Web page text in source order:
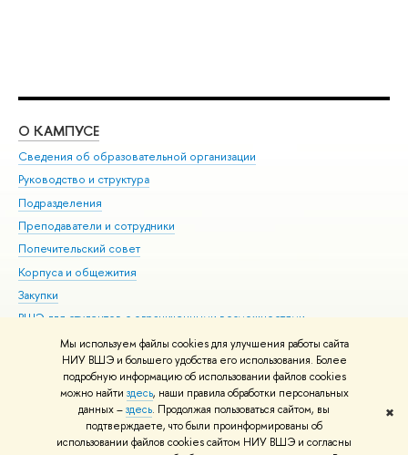
Мы используем файлы cookies для улучшения работы сайта
НИУ ВШЭ и большего удобства его использования. Более
подробную информацию об использовании файлов cookies
можно найти здесь, наши правила обработки персональных
данных –здесь. Продолжая пользоваться сайтом, вы
подтверждаете, что были проинформированы об
использовании файлов cookies сайтом НИУ ВШЭ и согласны
✖
О КАМПУСЕ
Сведения об образовательной организации
Руководство и структура
Подразделения
Преподаватели и сотрудники
Попечительский совет
Корпуса и общежития
Закупки
ВШЭ для студентов с ограниченными возможностями
здоровья и инвалидностью
Версия для слабовидящих
Единая платежная страница
© НИУ ВШЭ 1993–2026 Адреса и контакты Условия использования